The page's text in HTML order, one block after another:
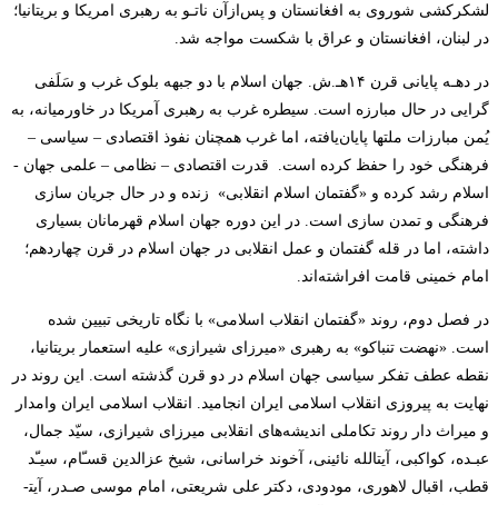
لشکرکشی شوروی به افغانستان و پس‌ازآن ناتـو به رهبری امریکا و بریتانیا؛
در لبنان، افغانستان و عراق با شکست مواجه شد.
در دهـه پایانی قرن ۱۴هـ.ش. جهان­ اسلام با دو جبهه بلوک­ غرب و سَلَفی
گرایی در حال مبارزه است. سیطره غرب به رهبری آمریکا در خاورمیانه، به
یُمن مبارزات ملت­ها پایان‌یافته، اما غرب همچنان نفوذ اقتصادی – سیاسی –
فرهنگی خود را حفظ کرده است.
قدرت اقتصادی – نظامی – علمی جهان ­
اسلام رشد کرده و «گفتمان ­اسلام­
انقلابی» زنده و در حال جریان سازی
فرهنگی و تمدن­ سازی است. در این دوره جهان ­اسلام قهرمانان بسیاری
داشته، اما در قله گفتمان و عمل انقلابی در جهان­
اسلام در قرن چهاردهم؛
امام ­خمینی قامت افراشته‌اند.
در فصل دوم، روند «گفتمان­
انقلاب ­اسلامی» با نگاه تاریخی تبیین شده
است. «نهضت­ تنباکو» به رهبری «میرزای­ شیرازی» علیه استعمار بریتانیا،
نقطه­ عطف تفکر سیاسی جهان­
اسلام در دو قرن گذشته است. این روند در
نهایت به پیروزی انقلاب­
اسلامی­ ایران انجامید. انقلاب­ اسلامی­
ایران وام­دار
و میراث دار روند تکاملی اندیشه‌های انقلابی میرزای ­شیرازی، سیّد جمال،
عبـده، کواکبی، آیت­الله نائینی، آخوند خراسانی، شیخ عزالدین­ قسـّام، سیـّد
قطب، اقبال ­لاهوری، مودودی، دکتر علی­ شریعتی، امام­ موسی ­صـدر، آیت­